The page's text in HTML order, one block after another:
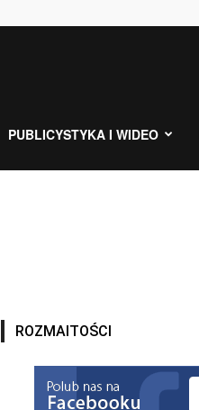
PUBLICYSTYKA I WIDEO
ROZMAITOŚCI